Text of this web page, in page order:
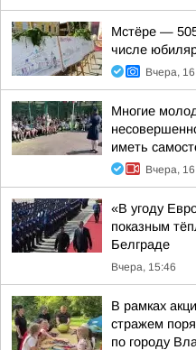
Мстёре —
числе
Вчера,
Многие
иметь
Вчера,
«В угоду
показным
Белграде
Вчера, 15:46
В рамках
стражем
по городу